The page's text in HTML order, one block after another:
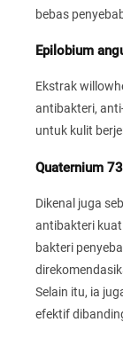
bebas
Epilobium
Ekstrak
antibakteri,
untuk kulit
Quaternium 73
Dikenal juga
antibakteri
bakteri
Selain itu, ia
efektif